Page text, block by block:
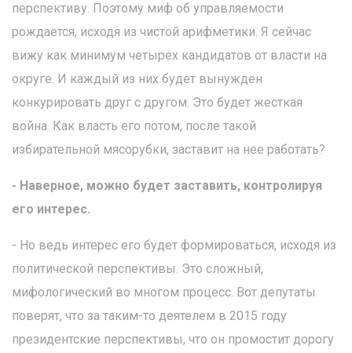
перспективу. Поэтому миф об управляемости
рождается, исходя из чистой арифметики. Я сейчас
вижу как минимум четырех кандидатов от власти на
округе. И каждый из них будет вынужден
конкурировать друг с другом. Это будет жесткая
война. Как власть его потом, после такой
избирательной мясорубки, заставит на нее работать?
- Наверное, можно будет заставить, контролируя
его интерес.
- Но ведь интерес его будет формироваться, исходя из
политической перспективы. Это сложный,
мифологический во многом процесс. Вот депутаты
поверят, что за таким-то деятелем в 2015 году
президентские перспективы, что он промостит дорогу